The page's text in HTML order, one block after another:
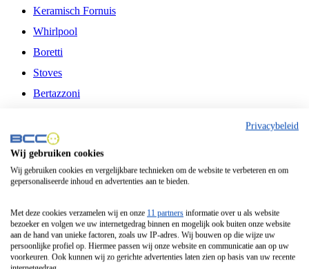
Keramisch Fornuis
Whirlpool
Boretti
Stoves
Bertazzoni
Fitelli
Airfryer
Frituurpan
Contactgrill
Broodbakmachine
Broodrooster
Privacybeleid
Wij gebruiken cookies
Wij gebruiken cookies en vergelijkbare technieken om de website te verbeteren en om
gepersonaliseerde inhoud en advertenties aan te bieden.
Met deze cookies verzamelen wij en onze 11 partners informatie over u als website
bezoeker en volgen we uw internetgedrag binnen en mogelijk ook buiten onze website
aan de hand van unieke factoren, zoals uw IP-adres. Wij bouwen op die wijze uw
persoonlijke profiel op. Hiermee passen wij onze website en communicatie aan op uw
voorkeuren. Ook kunnen wij zo gerichte advertenties laten zien op basis van uw recente